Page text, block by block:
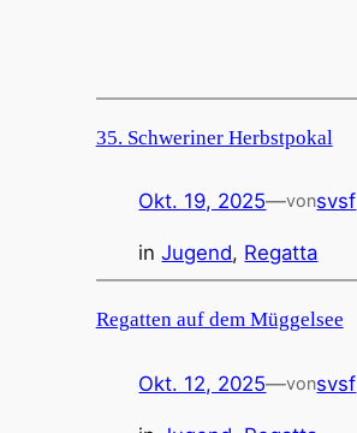
35. Schweriner Herbstpokal
Okt. 19, 2025—vonsvsf
inJugend, Regatta
Regatten auf dem Müggelsee
Okt. 12, 2025—vonsvsf